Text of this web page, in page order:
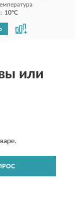
10°С
или